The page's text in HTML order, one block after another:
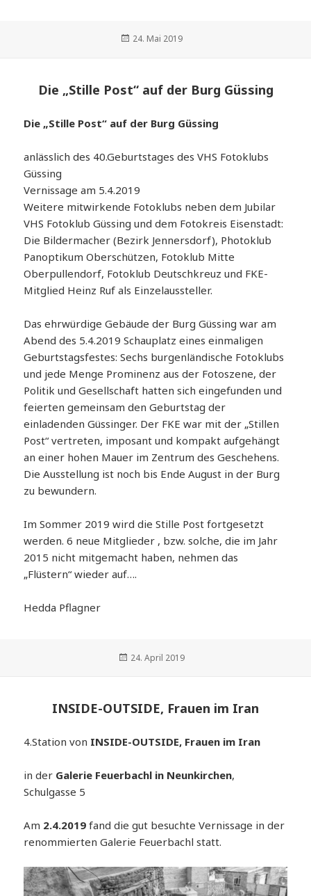
Veröffentlicht
24. Mai 2019
Die „Stille Post“ auf der Burg Güssing
Die „Stille Post“ auf der Burg Güssing
anlässlich des 40.Geburtstages des VHS Fotoklubs
Güssing
Vernissage am 5.4.2019
Weitere mitwirkende Fotoklubs neben dem Jubilar
VHS Fotoklub Güssing und dem Fotokreis Eisenstadt:
Die Bildermacher (Bezirk Jennersdorf), Photoklub
Panoptikum Oberschützen, Fotoklub Mitte
Oberpullendorf, Fotoklub Deutschkreuz und FKE-
Mitglied Heinz Ruf als Einzelaussteller.
Das ehrwürdige Gebäude der Burg Güssing war am
Abend des 5.4.2019 Schauplatz eines einmaligen
Geburtstagsfestes: Sechs burgenländische Fotoklubs
und jede Menge Prominenz aus der Fotoszene, der
Politik und Gesellschaft hatten sich eingefunden und
feierten gemeinsam den Geburtstag der
einladenden Güssinger. Der FKE war mit der „Stillen
Post“ vertreten, imposant und kompakt aufgehängt
an einer hohen Mauer im Zentrum des Geschehens.
Die Ausstellung ist noch bis Ende August in der Burg
zu bewundern.
Im Sommer 2019 wird die Stille Post fortgesetzt
werden. 6 neue Mitglieder , bzw. solche, die im Jahr
2015 nicht mitgemacht haben, nehmen das
„Flüstern“ wieder auf….
Hedda Pflagner
Veröffentlicht
24. April 2019
INSIDE-OUTSIDE, Frauen im Iran
4.Station von INSIDE-OUTSIDE, Frauen im Iran
in der Galerie Feuerbachl in Neunkirchen,
Schulgasse 5
Am 2.4.2019 fand die gut besuchte Vernissage in der
renommierten Galerie Feuerbachl statt.